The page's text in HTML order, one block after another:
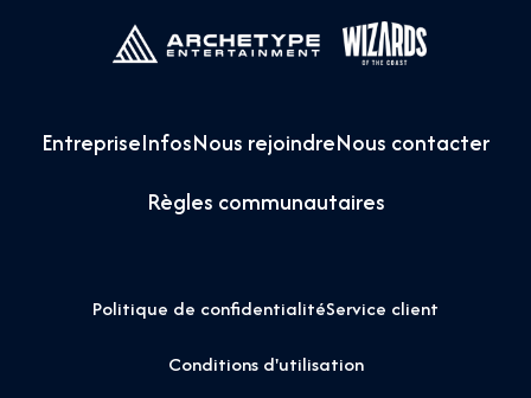
EntrepriseInfosNous rejoindreNous contacter
Règles communautaires
Politique de confidentialitéService client
Conditions d'utilisation